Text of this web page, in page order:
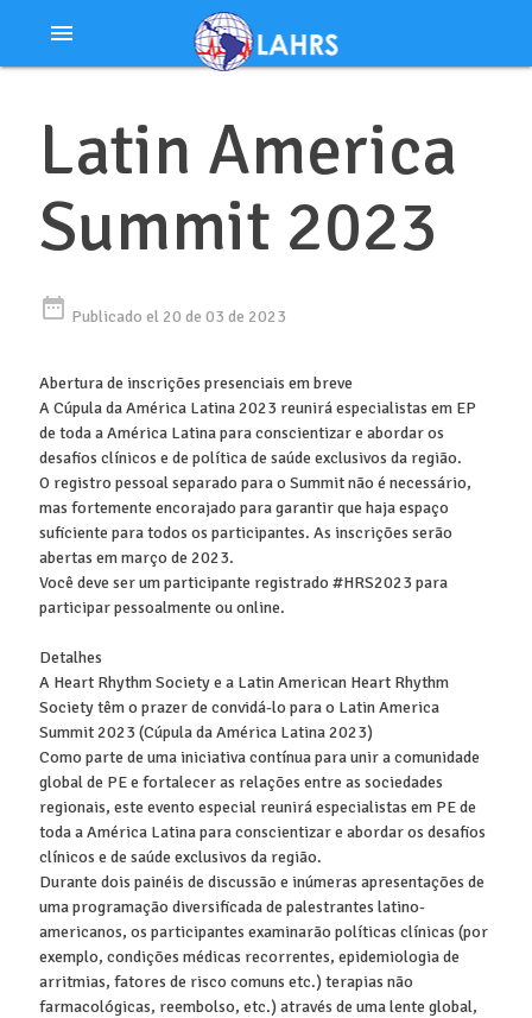
menu
Latin America
Summit 2023
date_range Publicado el 20 de 03 de 2023
Abertura de inscrições presenciais em breve
A Cúpula da América Latina 2023 reunirá especialistas em EP
de toda a América Latina para conscientizar e abordar os
desafios clínicos e de política de saúde exclusivos da região.
O registro pessoal separado para o Summit não é necessário,
mas fortemente encorajado para garantir que haja espaço
suficiente para todos os participantes. As inscrições serão
abertas em março de 2023.
Você deve ser um participante registrado #HRS2023 para
participar pessoalmente ou online.
Detalhes
A Heart Rhythm Society e a Latin American Heart Rhythm
Society têm o prazer de convidá-lo para o Latin America
Summit 2023 (Cúpula da América Latina 2023)
Como parte de uma iniciativa contínua para unir a comunidade
global de PE e fortalecer as relações entre as sociedades
regionais, este evento especial reunirá especialistas em PE de
toda a América Latina para conscientizar e abordar os desafios
clínicos e de saúde exclusivos da região.
Durante dois painéis de discussão e inúmeras apresentações de
uma programação diversificada de palestrantes latino-
americanos, os participantes examinarão políticas clínicas (por
exemplo, condições médicas recorrentes, epidemiologia de
arritmias, fatores de risco comuns etc.) terapias não
farmacológicas, reembolso, etc.) através de uma lente global,